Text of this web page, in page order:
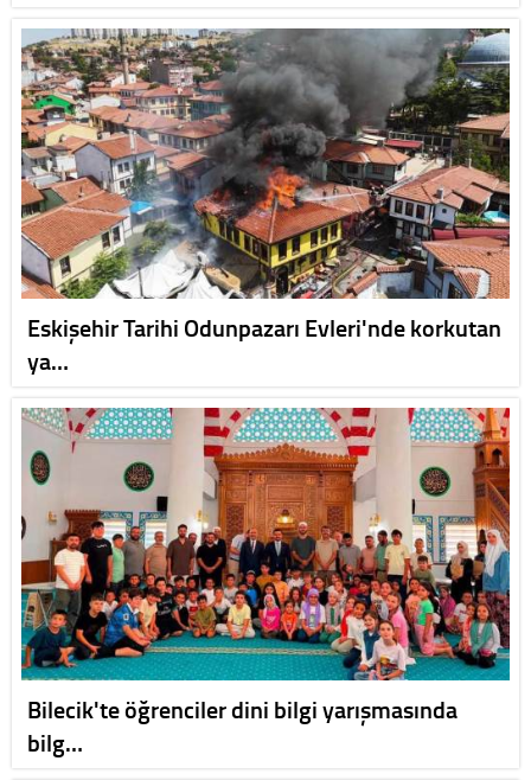
Eskişehir Tarihi Odunpazarı Evleri'nde korkutan
ya…
Bilecik'te öğrenciler dini bilgi yarışmasında
bilg…